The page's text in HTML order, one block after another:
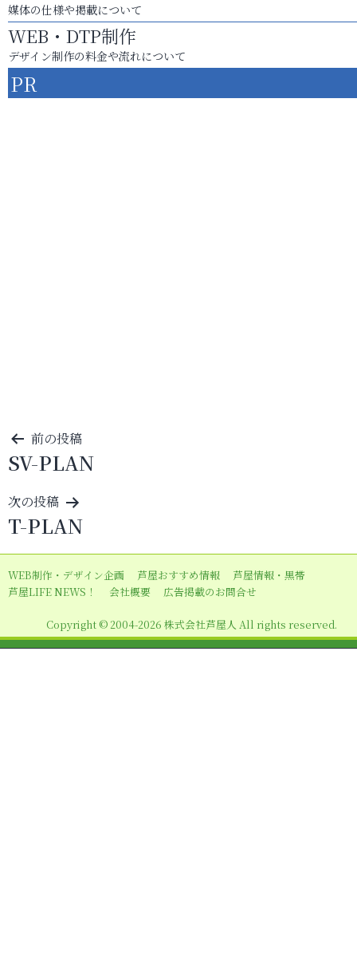
媒体の仕様や掲載について
WEB・DTP制作
デザイン制作の料金や流れについて
PR
投
稿
ナ
ビ
ゲ
ー
シ
ン
前の投稿
SV-PLAN
次の投稿
T-PLAN
WEB制作・デザイン企画 芦屋おすすめ情報
芦屋情報・黒帯
芦屋LIFE NEWS！
会社概要 広告掲載のお問合せ
Copyright © 2004-2026 株式会社芦屋人 All rights reserved.